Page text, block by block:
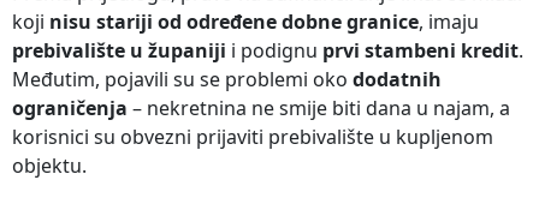
koji nisu stariji od određene dobne granice, imaju
prebivalište u županiji i podignu prvi stambeni kredit.
Međutim, pojavili su se problemi oko dodatnih
ograničenja – nekretnina ne smije biti dana u najam, a
korisnici su obvezni prijaviti prebivalište u kupljenom
objektu.